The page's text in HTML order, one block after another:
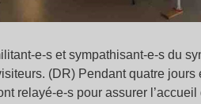
e-s et sympathisant-e-s du
(DR) Pendant quatre
relayé-e-s pour assurer